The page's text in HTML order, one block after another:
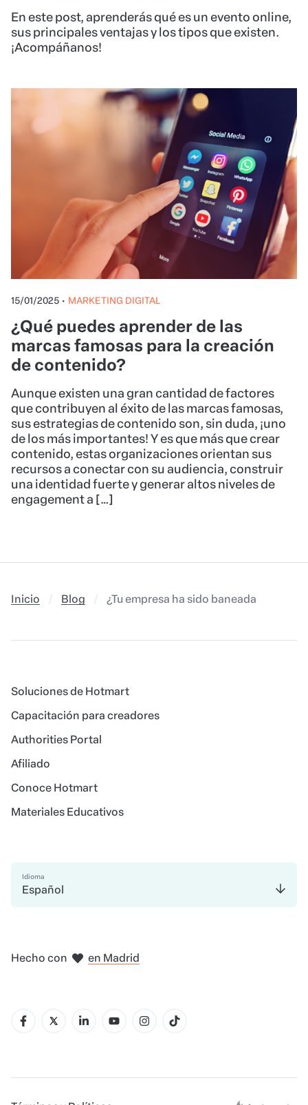
En este post, aprenderás qué es un evento online,
sus principales ventajas y los tipos que existen.
¡Acompáñanos!
15/01/2025 • MARKETING DIGITAL
¿Qué puedes aprender de las
marcas famosas para la creación
de contenido?
Aunque existen una gran cantidad de factores
que contribuyen al éxito de las marcas famosas,
sus estrategias de contenido son, sin duda, ¡uno
de los más importantes! Y es que más que crear
contenido, estas organizaciones orientan sus
recursos a conectar con su audiencia, construir
una identidad fuerte y generar altos niveles de
engagement a […]
Inicio Blog ¿Tu empresa ha sido baneada de
Soluciones de Hotmart
Capacitación para creadores
Authorities Portal
Afiliado
Conoce Hotmart
Materiales Educativos
Idioma
Español
Hecho con
en Amsterdam